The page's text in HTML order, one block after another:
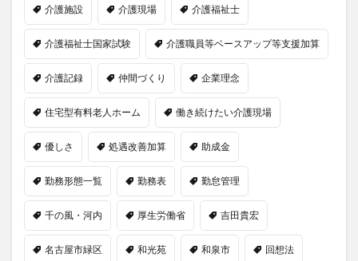
介護施設 介護現場 介護福祉士
介護福祉士国家試験 介護職員等ベースアップ等支援加算
介護記録 仲間づくり 企業理念
住宅型有料老人ホーム 働き続けたい介護現場
優しさ 処遇改善加算 助成金
勤務形態一覧 勤務表 勤怠管理
千の風・河内 厚生労働省 吉田貴宏
名古屋市緑区 和光苑 和泉市 回想法